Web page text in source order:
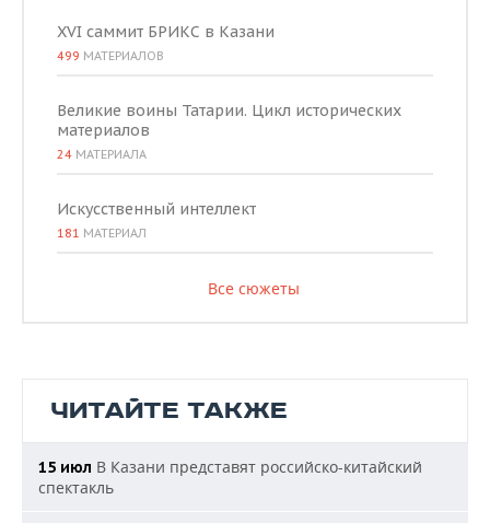
XVI саммит БРИКС в Казани
499 МАТЕРИАЛОВ
Великие воины Татарии. Цикл исторических
материалов
24 МАТЕРИАЛА
Искусственный интеллект
181 МАТЕРИАЛ
Все сюжеты
ЧИТАЙТЕ ТАКЖЕ
15 июл В Казани представят российско-китайский
спектакль